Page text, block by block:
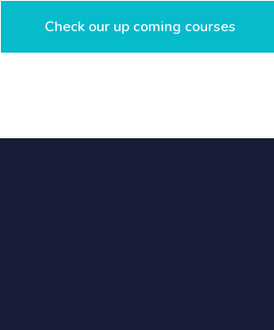
Check our up coming courses